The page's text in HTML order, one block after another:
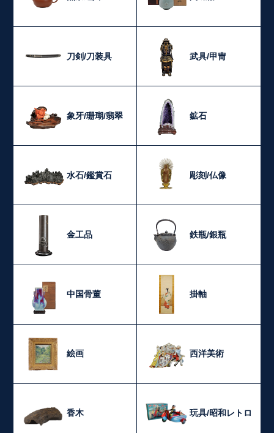
刀剣/刀装具 武具/甲冑
象牙/珊瑚/翡翠 鉱石
水石/鑑賞石 彫刻/仏像
金工品 鉄瓶/銀瓶
中国骨董 掛軸
絵画 西洋美術
香木 玩具/昭和レトロ